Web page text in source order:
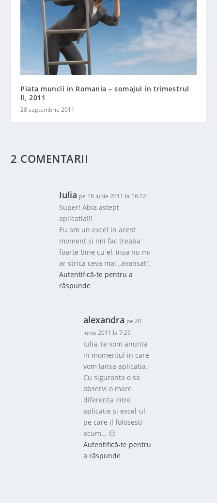
Piata muncii in Romania – somajul in trimestrul
II, 2011
28 septembrie 2011
2 COMENTARII
Iulia pe 18 iunie 2011 la 16:12
Super! Abia astept
aplicatia!!!
Eu am un excel in acest
moment si imi fac treaba
foarte bine cu el, insa nu mi-
ar strica ceva mai „avansat”.
Autentifică-te pentru a
răspunde
alexandra pe 20
iunie 2011 la 7:25
Iulia, te vom anunta
in momentul in care
vom lansa aplicatia.
Cu siguranta o sa
observi o mare
diferenta intre
aplicatie si excel-ul
pe care il folosesti
acum… 🙂
Autentifică-te pentru
a răspunde